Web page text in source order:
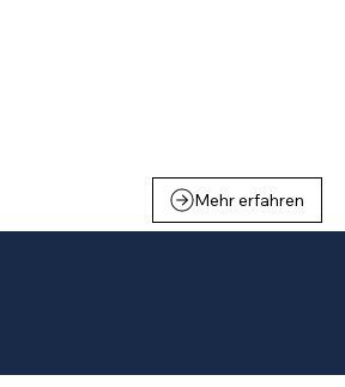
Mehr erfahren